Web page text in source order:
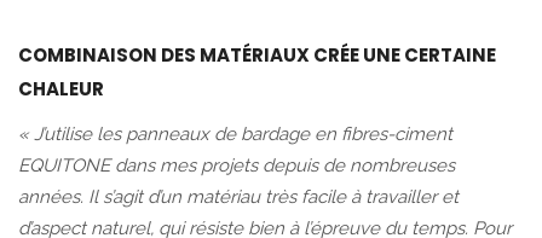
COMBINAISON DES MATÉRIAUX CRÉE UNE CERTAINE
CHALEUR
« J’utilise les panneaux de bardage en fibres-ciment
EQUITONE dans mes projets depuis de nombreuses
années. Il s’agit d’un matériau très facile à travailler et
d’aspect naturel, qui résiste bien à l’épreuve du temps. Pour